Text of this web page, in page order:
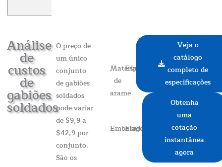
Análise
de
custos
de
gabiões
soldados
O preço de
um único
conjunto
de gabiões
soldados
pode variar
de $9,9 a
$42,9 por
conjunto.
São os
Materiais
de
arame
Especificações
Embalagem
Envio
Veja o
catálogo
completo de
especificações
Obtenha
uma
cotação
instantânea
agora